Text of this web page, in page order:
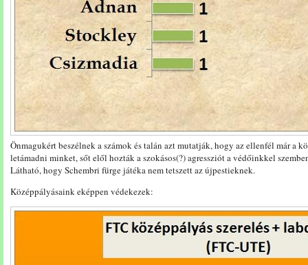
Önmagukért beszélnek a számok és talán azt mutatják, hogy az ellenfél már a
letámadni minket, sőt elől hozták a szokásos(?) agressziót a védőinkkel
Látható, hogy Schembri fürge játéka nem tetszett az újpestieknek.
Középpályásaink eképpen védekezek: